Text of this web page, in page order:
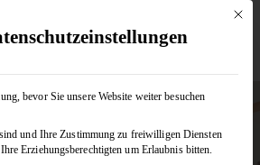
Mit
bevor Sie unsere Website weiter besuchen
und Ihre Zustimmung zu freiwilligen Diensten
Erziehungsberechtigten um Erlaubnis bitten.